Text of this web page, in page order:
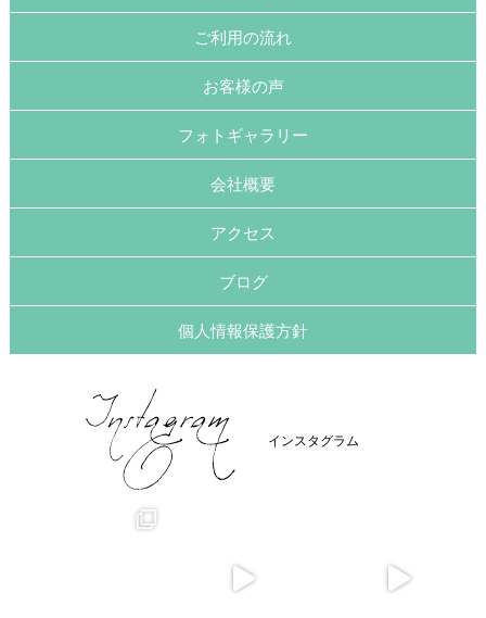
ご利用の流れ
お客様の声
フォトギャラリー
会社概要
アクセス
ブログ
個人情報保護方針
インスタグラム